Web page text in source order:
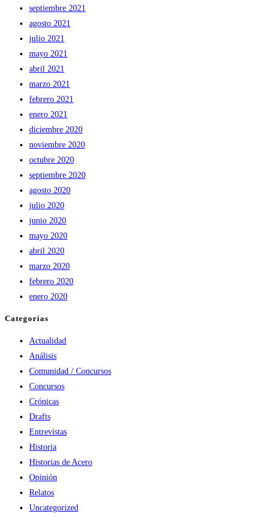
septiembre 2021
agosto 2021
julio 2021
mayo 2021
abril 2021
marzo 2021
febrero 2021
enero 2021
diciembre 2020
noviembre 2020
octubre 2020
septiembre 2020
agosto 2020
julio 2020
junio 2020
mayo 2020
abril 2020
marzo 2020
febrero 2020
enero 2020
Categorías
Actualidad
Análisis
Comunidad / Concursos
Concursos
Crónicas
Drafts
Entrevistas
Historia
Historias de Acero
Opinión
Relatos
Uncategorized